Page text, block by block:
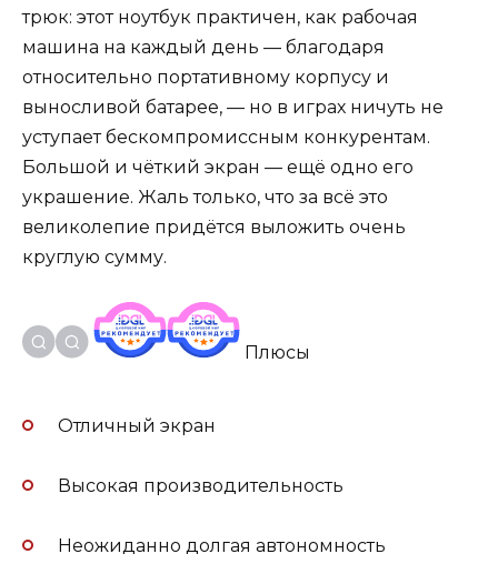
трюк: этот ноутбук практичен, как рабочая
машина на каждый день — благодаря
относительно портативному корпусу и
выносливой батарее, — но в играх ничуть не
уступает бескомпромиссным конкурентам.
Большой и чёткий экран — ещё одно его
украшение. Жаль только, что за всё это
великолепие придётся выложить очень
круглую сумму.
Плюсы
Отличный экран
Высокая производительность
Неожиданно долгая автономность